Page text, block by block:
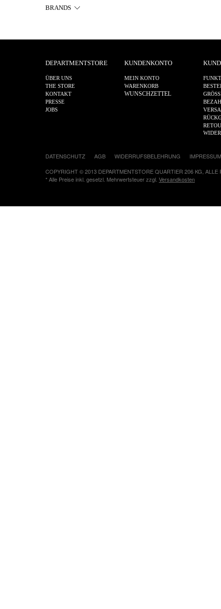
BRANDS
DEPARTMENTSTORE
ÜBER UNS
THE STORE
KONTAKT
PRESSE
JOBS
KUNDENKONTO
MEIN KONTO
WARENKORB
WUNSCHZETTEL
DATENSCHUTZ AGB WIDERRUFSBELEHRUNG
IMPRESSUM
COPYRIGHT © 2013 DEPARTMENTSTORE QUARTIER 206 KG, ALLE
* Alle Preise inkl. gesetzl. Mehrwertsteuer zzgl. Versandkosten